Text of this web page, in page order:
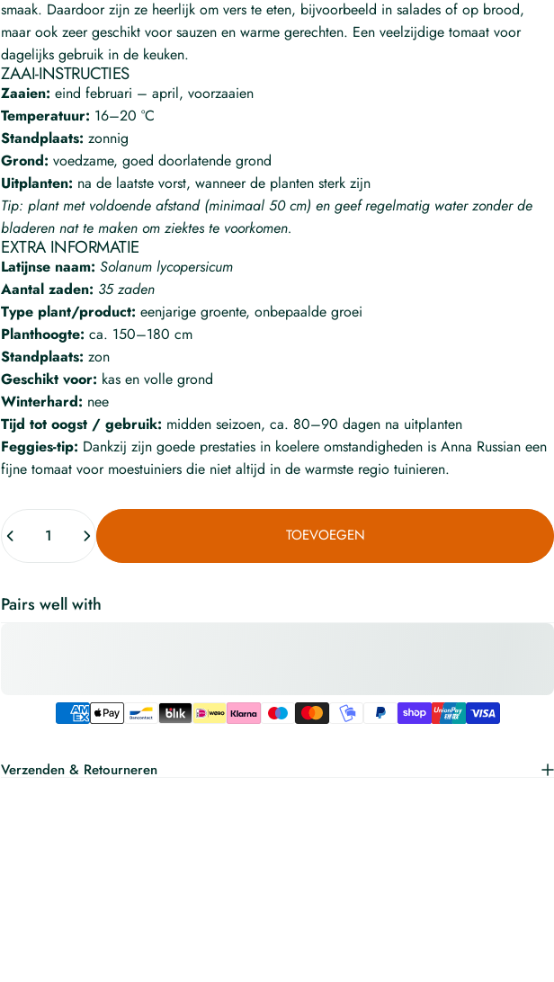
smaak. Daardoor zijn ze heerlijk om vers te eten, bijvoorbeeld in salades of op brood,
maar ook zeer geschikt voor sauzen en warme gerechten. Een veelzijdige tomaat voor
dagelijks gebruik in de keuken.
ZAAI-INSTRUCTIES
Zaaien: eind februari – april, voorzaaien
Temperatuur: 16–20 °C
Standplaats: zonnig
Grond: voedzame, goed doorlatende grond
Uitplanten: na de laatste vorst, wanneer de planten sterk zijn
Tip: plant met voldoende afstand (minimaal 50 cm) en geef regelmatig water zonder de
bladeren nat te maken om ziektes te voorkomen.
EXTRA INFORMATIE
Latijnse naam: Solanum lycopersicum
Aantal zaden: 35 zaden
Type plant/product: eenjarige groente, onbepaalde groei
Planthoogte: ca. 150–180 cm
Standplaats: zon
Geschikt voor: kas en volle grond
Winterhard: nee
Tijd tot oogst / gebruik: midden seizoen, ca. 80–90 dagen na uitplanten
Feggies-tip: Dankzij zijn goede prestaties in koelere omstandigheden is Anna Russian een
fijne tomaat voor moestuiniers die niet altijd in de warmste regio tuinieren.
TOEVOEGEN
Pairs well with
Verzenden & Retourneren